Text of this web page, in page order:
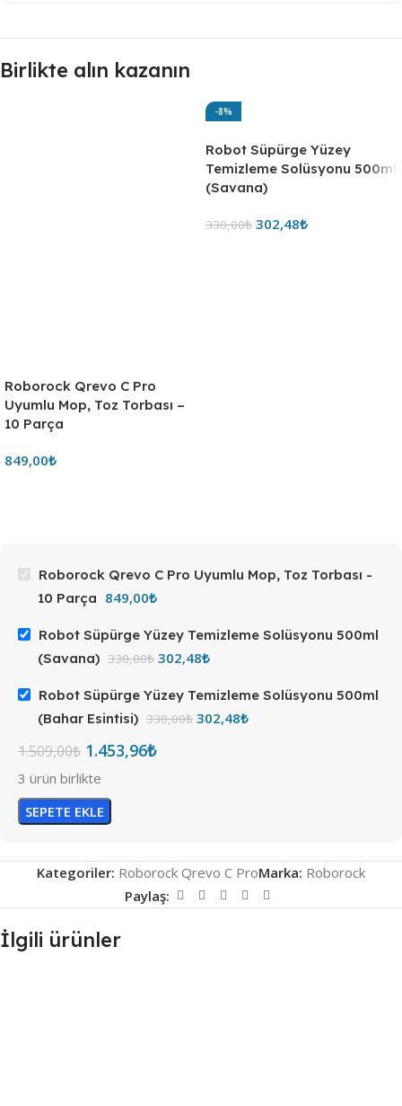
Birlikte alın kazanın
Roborock Qrevo C Pro
Uyumlu Mop, Toz Torbası –
10 Parça
849,00₺
-8%
Robot Süpürge Yüzey
Temizleme Solüsyonu 500ml
(Savana)
330,00₺ 302,48₺
Roborock Qrevo C Pro Uyumlu Mop, Toz Torbası -
10 Parça 849,00₺
Robot Süpürge Yüzey Temizleme Solüsyonu 500ml
(Savana) 330,00₺ 302,48₺
Robot Süpürge Yüzey Temizleme Solüsyonu 500ml
(Bahar Esintisi) 330,00₺ 302,48₺
1.509,00₺ 1.453,96₺
3 ürün birlikte
SEPETE EKLE
Kategoriler: Roborock Qrevo C ProMarka: Roborock
Paylaş:
İlgili ürünler